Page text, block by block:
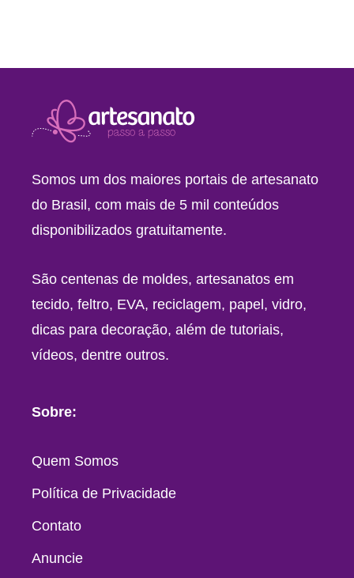
Somos um dos maiores portais de artesanato
do Brasil, com mais de 5 mil conteúdos
disponibilizados gratuitamente.
São centenas de moldes, artesanatos em
tecido, feltro, EVA, reciclagem, papel, vidro,
dicas para decoração, além de tutoriais,
vídeos, dentre outros.
Sobre:
Quem Somos
Política de Privacidade
Contato
Anuncie